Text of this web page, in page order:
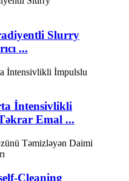
Slurry
...
İntensivlikli
Emal ...
Cleaning